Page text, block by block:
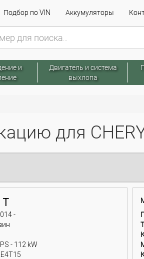
Подбор по VIN Аккумуляторы
и
Двигатель и система
выхлопа
для
T
-
- 112 kW